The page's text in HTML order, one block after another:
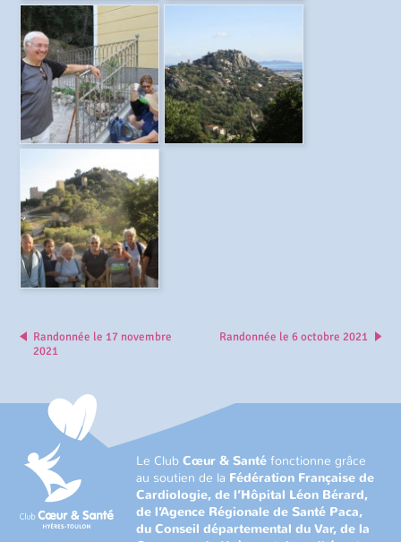
Randonnée le 17 novembre
2021
Randonnée le 6 octobre 2021
Le ClubCœur & Santé fonctionne grâce
au soutien de la Fédération Française de
Cardiologie, de l’Hôpital Léon Bérard,
de l’Agence Régionale de Santé Paca,
du Conseil départemental du Var, de la